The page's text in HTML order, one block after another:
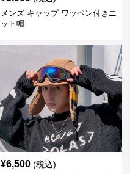
メンズ キャップ ワッペン付きニ
ット帽
¥6,500 (税込)